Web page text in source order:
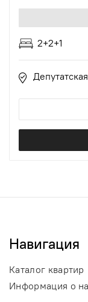
2+2+1
Навигация
Каталог квартир
Информация о